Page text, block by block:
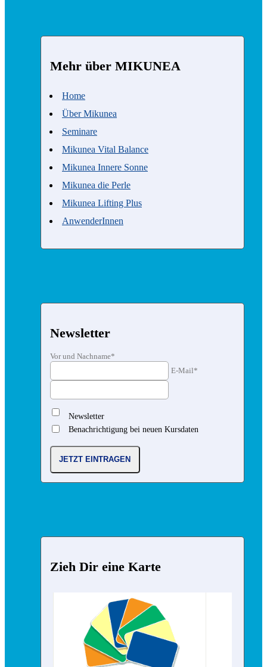
Mehr über MIKUNEA
Home
Über Mikunea
Seminare
Mikunea Vital Balance
Mikunea Innere Sonne
Mikunea die Perle
Mikunea Lifting Plus
AnwenderInnen
Newsletter
Vor und Nachname*
E-Mail*
Newsletter
Benachrichtigung bei neuen Kursdaten
Zieh Dir eine Karte